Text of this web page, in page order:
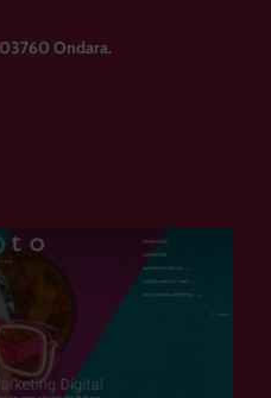
03760 Ondara.